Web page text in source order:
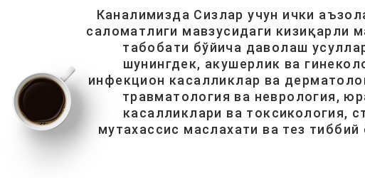
Каналимизда Сизлар учун ички
саломатлиги мавзусидаги кизиқарли
табобати бўйича даволаш
шунингдек, акушерлик ва
инфекцион касалликлар ва
травматология ва неврология,
касалликлари ва токсикология,
мутахассис маслахати ва тез